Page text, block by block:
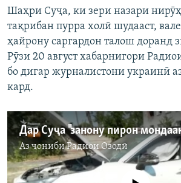
Шаҳри Суҷа, ки зери назари
тақрибан пурра холӣ шудааст,
ҳайрону саргардон талош доранд
Рӯзи 20 август хабарнигори
бо дигар журналистони украинӣ
кард.
Аз ҷонибиРадиои Озодӣ
Феълан кор